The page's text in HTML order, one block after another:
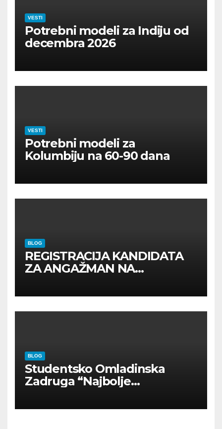
VESTI
Potrebni modeli za Indiju od
decembra 2026
VESTI
Potrebni modeli za
Kolumbiju na 60-90 dana
BLOG
REGISTRACIJA KANDIDATA
ZA ANGAŽMAN NA
BLOG
Studentsko Omladinska
Zadruga “Najbolje